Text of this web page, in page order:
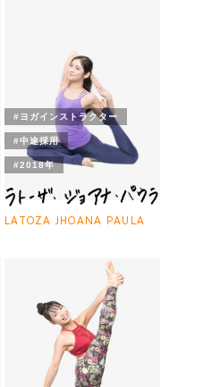
LATOZA JHOANA PAULA
#ヨガインストラクター
#中途採用
#2018年